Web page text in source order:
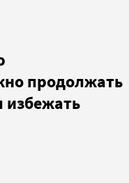
продолжать
избежать